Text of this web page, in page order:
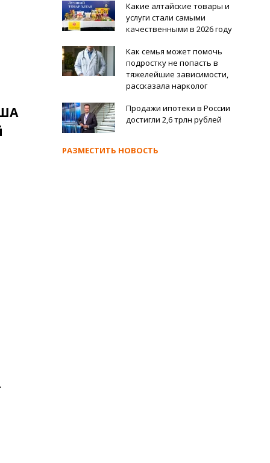
Какие алтайские товары и
услуги стали самыми
качественными в 2026 году
Как семья может помочь
подростку не попасть в
тяжелейшие зависимости,
рассказала нарколог
Продажи ипотеки в России
достигли 2,6 трлн рублей
РАЗМЕСТИТЬ НОВОСТЬ